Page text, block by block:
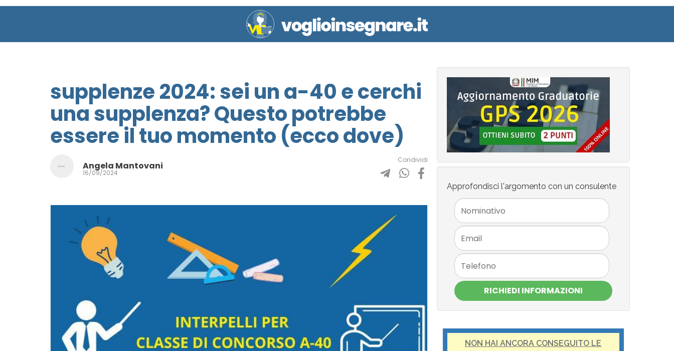
supplenze 2024: sei un a-40 e cerchi
una supplenza? Questo potrebbe
essere il tuo momento (ecco dove)
Angela Mantovani
16/09/2024
Condividi
Approfondisci l'argomento con un consulente
RICHIEDI INFORMAZIONI
NON HAI ANCORA CONSEGUITO LE